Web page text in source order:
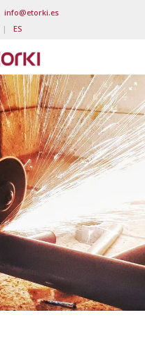
info@etorki.es
| ES